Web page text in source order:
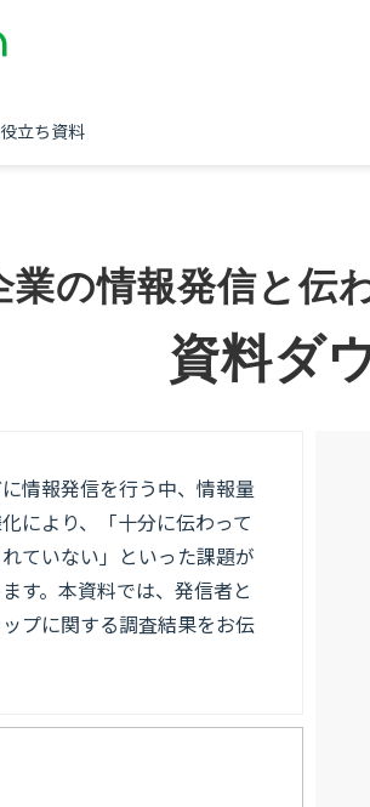
立ち資料
業の情報発信と伝
資料ダ
情報発信を行う中、情報量
により、「十分に伝わって
ていない」といった課題が
す。本資料では、発信者と
プに関する調査結果をお伝